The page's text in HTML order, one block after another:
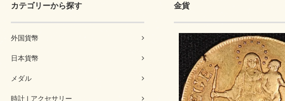
カテゴリーから探す
外国貨幣
日本貨幣
メダル
時計 | アクセサリー
金貨